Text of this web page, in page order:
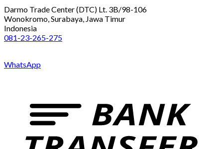
Darmo Trade Center (DTC) Lt. 3B/98-106
Wonokromo, Surabaya, Jawa Timur
Indonesia
081-23-265-275
WhatsApp